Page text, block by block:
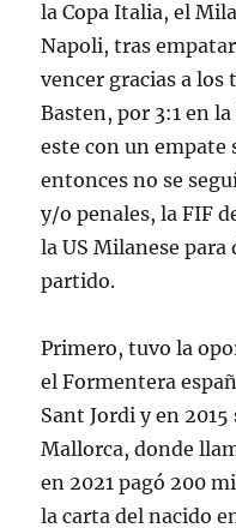
la Copa Italia, el
Napoli, tras
vencer gracias a los
Basten, por 3:1 en
este con un empate
entonces no se
y/o penales, la FIF
la US Milanese
partido.
Primero, tuvo la
el Formentera
Sant Jordi y en
Mallorca, donde
en 2021 pagó 200
la carta del nacido